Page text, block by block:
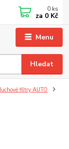
Menu
Hledat
0 ks
za 0 Kč
filtry AUTO